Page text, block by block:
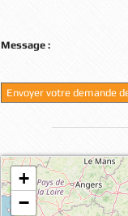
Message :
Veuillez patienter
+
−